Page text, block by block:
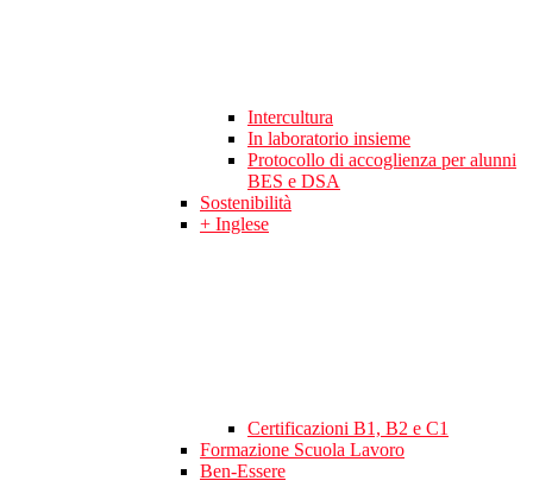
Intercultura
In laboratorio insieme
Protocollo di accoglienza per alunni
BES e DSA
Sostenibilità
+ Inglese
Certificazioni B1, B2 e C1
Formazione Scuola Lavoro
Ben-Essere